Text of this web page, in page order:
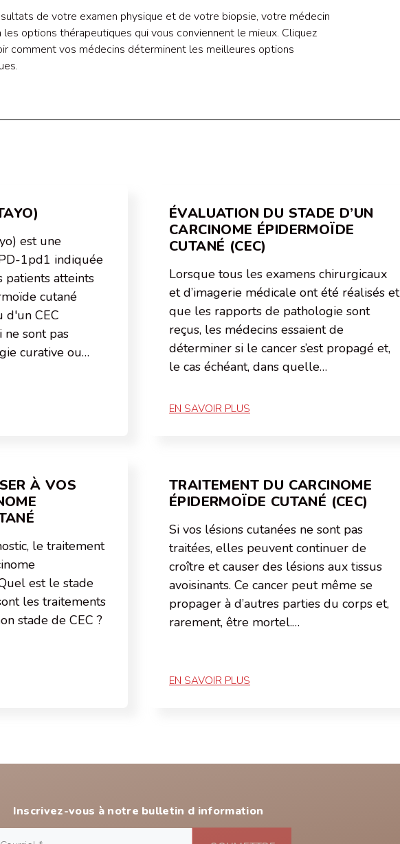
de votre examen physique et de votre biopsie, votre médecin
les options thérapeutiques qui vous conviennent le mieux. Cliquez
comment vos médecins déterminent les meilleures options
est une
1pd1 indiquée
atteints
cutané
d'un CEC
ne sont pas
curative ou…
ÉVALUATION DU STADE D’UN
CARCINOME ÉPIDERMOÏDE
CUTANÉ (CEC)
Lorsque tous les examens chirurgicaux
et d’imagerie médicale ont été réalisés et
que les rapports de pathologie sont
reçus, les médecins essaient de
déterminer si le cancer s’est propagé et,
le cas échéant, dans quelle…
EN SAVOIR PLUS
À VOS
le traitement
est le stade
les traitements
stade de CEC ?
TRAITEMENT DU CARCINOME
ÉPIDERMOÏDE CUTANÉ (CEC)
Si vos lésions cutanées ne sont pas
traitées, elles peuvent continuer de
croître et causer des lésions aux tissus
avoisinants. Ce cancer peut même se
propager à d’autres parties du corps et,
rarement, être mortel.…
EN SAVOIR PLUS
Inscrivez-vous à notre bulletin d information